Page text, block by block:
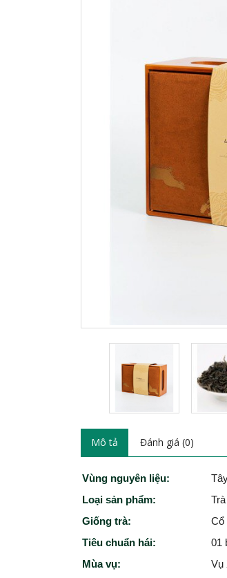
Mô tả Đánh giá (0)
Vùng nguyên liệu:
Loại sản phẩm:
Giống trà:
Cổ
Tiêu chuẩn hái:
01
Mùa vụ:
Vụ